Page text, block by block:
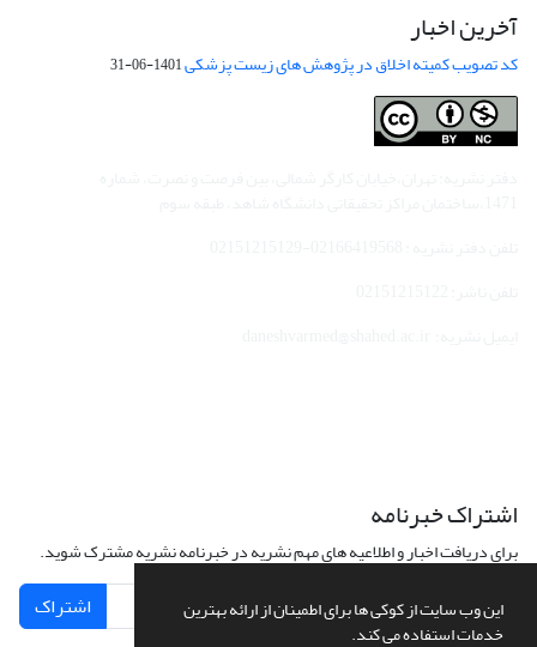
این وب سایت از کوکی ها برای اطمینان از ارائه بهترین
خدمات استفاده می کند.
آخرین اخبار
کد تصویب کمیته اخلاق در پژوهش های زیست پزشکی1401-06-31
اشتراک خبرنامه
برای دریافت اخبار و اطلاعیه های مهم نشریه در خبرنامه نشریه مشترک شوید.
اشتراک